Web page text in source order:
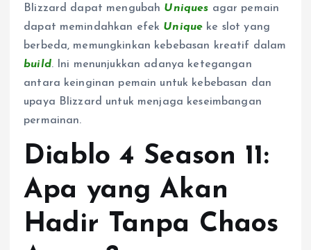
Blizzard dapat mengubah Uniques agar pemain
dapat memindahkan efek Unique ke slot yang
berbeda, memungkinkan kebebasan kreatif dalam
build. Ini menunjukkan adanya ketegangan
antara keinginan pemain untuk kebebasan dan
upaya Blizzard untuk menjaga keseimbangan
permainan.
Diablo 4 Season 11:
Apa yang Akan
Hadir Tanpa Chaos